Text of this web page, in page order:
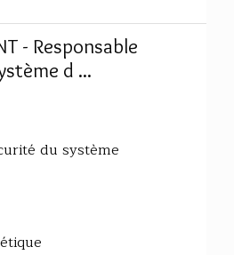
- Responsable
d ...
du système